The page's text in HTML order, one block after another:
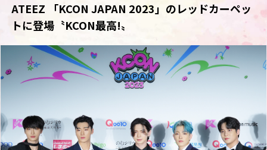
ATEEZ 「KCON JAPAN 2023」のレッドカーペッ
トに登場〝KCON最高!〟